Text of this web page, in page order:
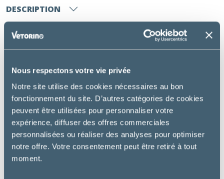
Nous respectons votre vie privée
Notre site utilise des cookies nécessaires au bon
fonctionnement du site. D’autres catégories de cookies
peuvent être utilisées pour personnaliser votre
expérience, diffuser des offres commerciales
personnalisées ou réaliser des analyses pour optimiser
notre offre. Votre consentement peut être retiré à tout
moment.
DESCRIPTION
Aliment complémentaire qui participe au soutien de
la fonction rénale.
Utilisation :
Chien ou chat souffrant d’insuffisance rénale
Avantages :
Participe activement à la chélation de phosphore,
principal facteur de risque de l’insuffisance rénale
chez les carnivores domestiques et complète
l’apport en vitamine D fréquemment déficitaire lors